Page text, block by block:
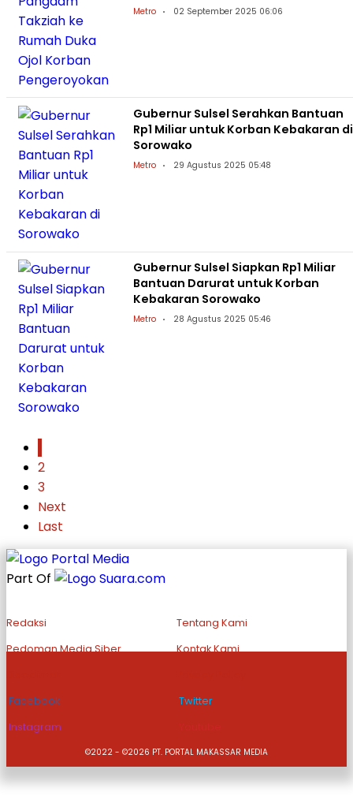
Metro 02 September 2025 06:06
Gubernur Sulsel Serahkan Bantuan
Rp1 Miliar untuk Korban Kebakaran di
Sorowako
Metro 29 Agustus 2025 05:48
Gubernur Sulsel Siapkan Rp1 Miliar
Bantuan Darurat untuk Korban
Kebakaran Sorowako
Metro 28 Agustus 2025 05:46
2
3
Next
Last
Part Of
Redaksi
Tentang Kami
Pedoman Media Siber
Kontak Kami
Facebook
Twitter
Instagram
©2022 - ©2026 PT. PORTAL MAKASSAR MEDIA